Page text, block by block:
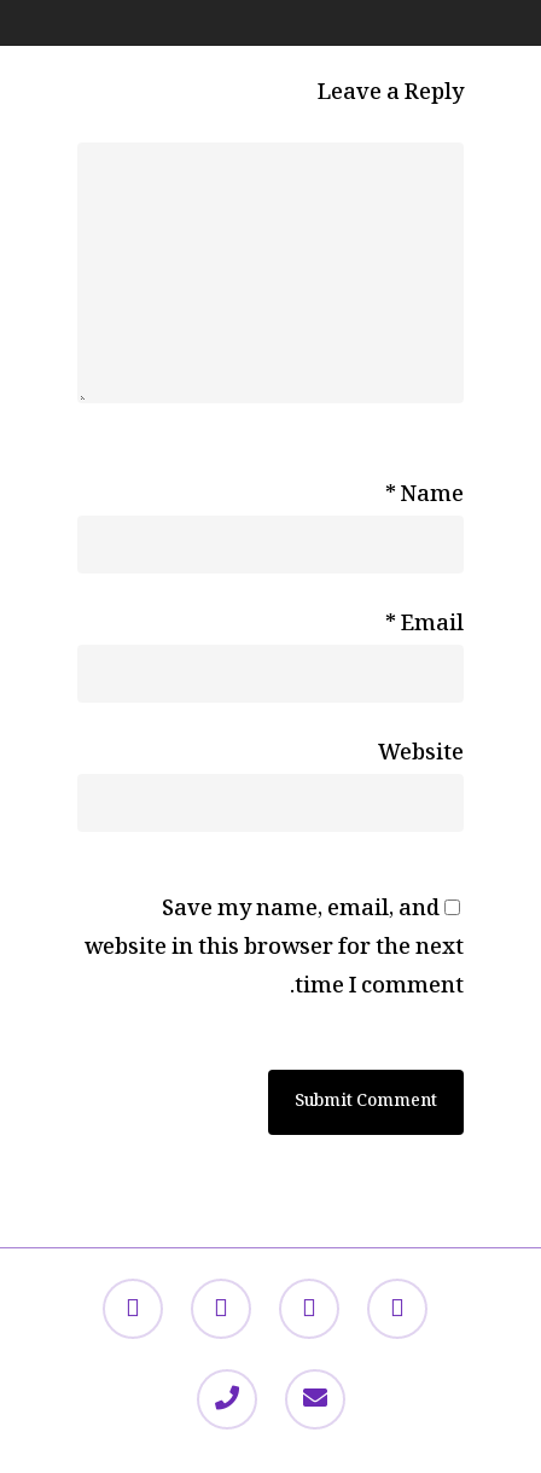
Leave a Reply
Name
*
Email
*
Website
Save my name, email, and
website in this browser for the next
time I comment.